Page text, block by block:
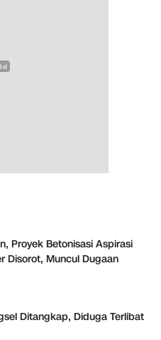
Proyek Betonisasi Aspirasi
Disorot, Muncul Dugaan
Ditangkap, Diduga Terlibat